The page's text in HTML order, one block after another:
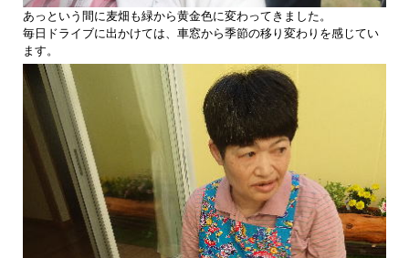
あっという間に麦畑も緑から黄金色に変わってきました。
毎日ドライブに出かけては、車窓から季節の移り変わりを感じてい
ます。